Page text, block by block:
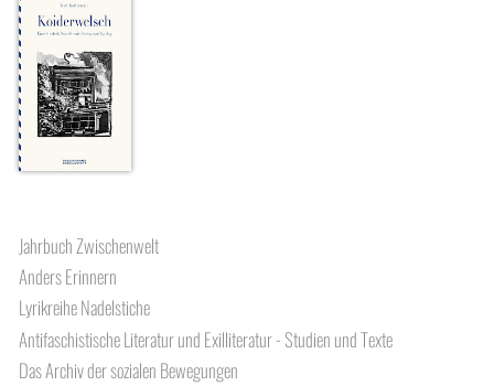
Jahrbuch Zwischenwelt
Anders Erinnern
Lyrikreihe Nadelstiche
Antifaschistische Literatur und Exilliteratur - Studien und Texte
Das Archiv der sozialen Bewegungen